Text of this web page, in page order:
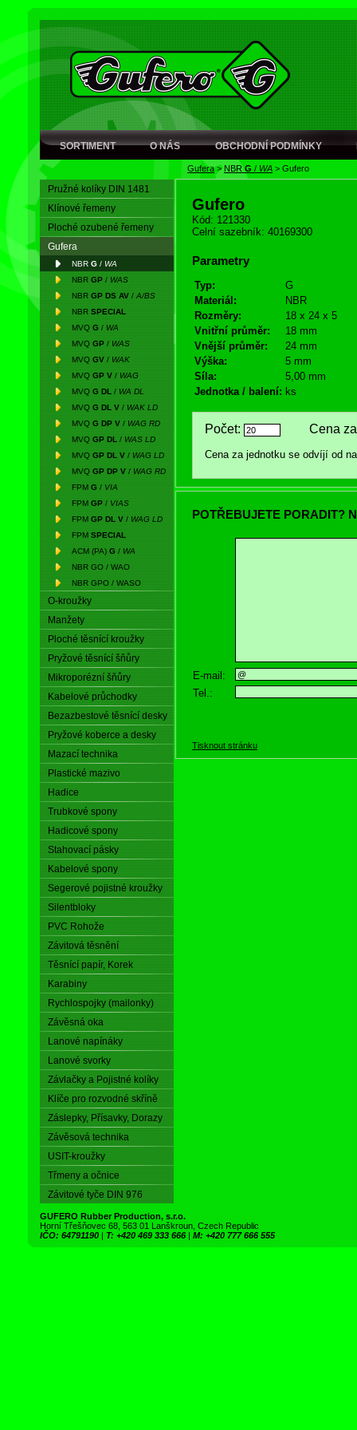
SORTIMENT O NÁS OBCHODNÍ PODMÍNKY
Gufera> NBRG / WA > Gufero
Pružné kolíky DIN 1481
Klínové řemeny
Ploché ozubené řemeny
Gufera
NBR G / WA
NBR GP / WAS
NBR GP DS AV / A/BS
NBR SPECIAL
MVQ G / WA
MVQ GP / WAS
MVQ GV / WAK
MVQ GP V / WAG
MVQ G DL / WA DL
MVQ G DL V / WAK LD
MVQ G DP V / WAG RD
MVQ GP DL / WAS LD
MVQ GP DL V / WAG LD
MVQ GP DP V / WAG RD
FPM G / VIA
FPM GP / VIAS
FPM GP DL V / WAG LD
FPM SPECIAL
ACM (PA) G / WA
NBR GO / WAO
NBR GPO / WASO
O-kroužky
Manžety
Ploché těsnící kroužky
Pryžové těsnící šňůry
Mikroporézní šňůry
Kabelové průchodky
Bezazbestové těsnící desky
Pryžové koberce a desky
Mazací technika
Plastické mazivo
Hadice
Trubkové spony
Hadicové spony
Stahovací pásky
Kabelové spony
Segerové pojistné kroužky
Silentbloky
PVC Rohože
Závitová těsnění
Těsnící papír, Korek
Karabiny
Rychlospojky (mailonky)
Závěsná oka
Lanové napínáky
Lanové svorky
Závlačky a Pojistné kolíky
Klíče pro rozvodné skříně
Záslepky, Přísavky, Dorazy
Závěsová technika
USIT-kroužky
Třmeny a očnice
Závitové tyče DIN 976
Gufero
Kód: 121330
Celní sazebník: 40169300
Parametry
Typ:
G
Materiál:
NBR
Rozměry:
18 x 24 x 5
Vnitřní průměr:
18 mm
Vnější průměr:
24 mm
Výška:
5 mm
Síla:
5,00 mm
Jednotka / balení: ks
Počet: Cena za
Cena za jednotku se odvíjí od
POTŘEBUJETE PORADIT?
E-mail:
Tel.:
Tisknout stránku
GUFERO Rubber Production, s.r.o.
Horní Třešňovec 68, 563 01 Lanškroun, Czech Republic
IČO: 64791190 | T: +420 469 333 666 | M: +420 777 666 555